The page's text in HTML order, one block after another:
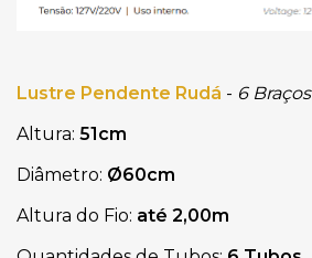
Lustre Pendente Rudá - 6 Braços
Altura: 51cm
Diâmetro: Ø60cm
Altura do Fio: até 2,00m